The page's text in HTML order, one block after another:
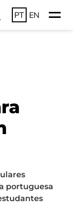
PT EN
portuguesa